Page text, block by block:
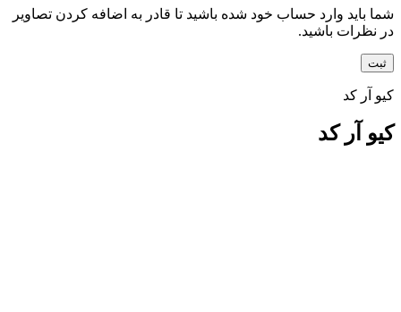
شما باید وارد حساب خود شده باشید تا قادر به اضافه کردن تصاویر
در نظرات باشید.
کیو آر کد
کیو آر کد